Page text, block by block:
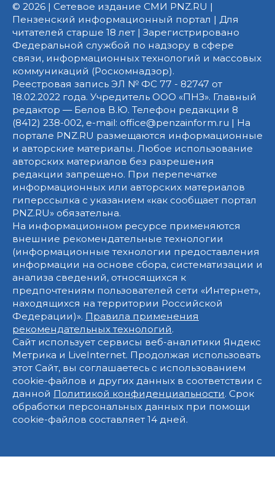
© 2026 | Сетевое издание СМИ PNZ.RU |
Пензенский информационный портал | Для
читателей старше 18 лет | Зарегистрировано
Федеральной службой по надзору в сфере
связи, информационных технологий и массовых
коммуникаций (Роскомнадзор).
Реестровая запись ЭЛ № ФС 77 - 82747 от
18.02.2022 года. Учредитель ООО «ПНЗ». Главный
редактор — Белов В.Ю. Телефон редакции 8
(8412) 238-002, e-mail: office@penzainform.ru | На
портале PNZ.RU размещаются информационные
и авторские материалы. Любое использование
авторских материалов без разрешения
редакции запрещено. При перепечатке
информационных или авторских материалов
гиперссылка с указанием «как сообщает портал
PNZ.RU» обязательна.
На информационном ресурсе применяются
внешние рекомендательные технологии
(информационные технологии предоставления
информации на основе сбора, систематизации и
анализа сведений, относящихся к
предпочтениям пользователей сети «Интернет»,
находящихся на территории Российской
Федерации)». Правила применения
рекомендательных технологий.
Сайт использует сервисы веб-аналитики Яндекс
Метрика и LiveInternet. Продолжая использовать
этот Сайт, вы соглашаетесь с использованием
cookie-файлов и других данных в соответствии с
данной Политикой конфиденциальности. Срок
обработки персональных данных при помощи
cookie-файлов составляет 14 дней.